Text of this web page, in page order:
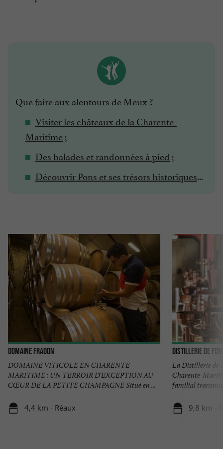
Que faire aux alentours de Meux ?
Visiter les châteaux de la Charente-
Maritime ;
Des balades et randonnées à pied ;
Découvrir Pons et ses trésors historiques...
Domaine Fradon
DOMAINE VITICOLE EN CHARENTE-
MARITIME : UN TERROIR D'EXCEPTION AU
CŒUR DE LA PETITE CHAMPAGNE Situé en ...
4,4 km - Réaux
Distillerie de
La Distillerie de
Charente-
familial transmis
9,8 km -